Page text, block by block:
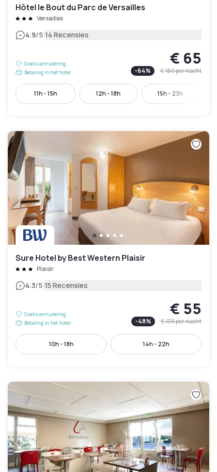
Hôtel le Bout du Parc de Versailles
Versailles
4.9/5|14 Recensies
Gratis annulering
Betaling in het hotel
€ 65
-64% € 180per nacht
11h - 15h 12h - 18h 15h - 23h
Sure Hotel by Best Western Plaisir
Plaisir
4.3/5|15 Recensies
Gratis annulering
Betaling in het hotel
€ 55
-48% € 105per nacht
10h - 18h 14h - 22h